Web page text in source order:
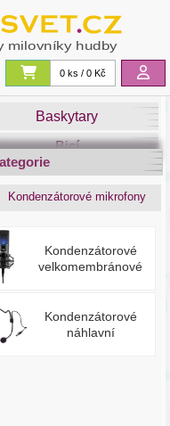
0 ks / 0 Kč
Baskytary
Bicí
Dechy
Kondenzátorové mikrofony
Kondenzátorové
velkomembránové
Kondenzátorové
náhlavní